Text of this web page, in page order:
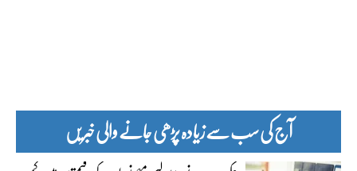
آج کی سب سے زیادہ پڑھی جانے والی خبریں